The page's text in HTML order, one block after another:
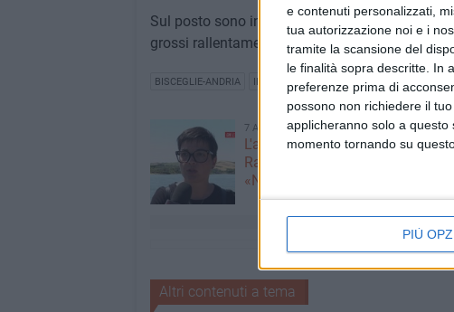
e contenuti personalizzati,
tua autorizzazione noi e i
tramite la scansione del
le finalità sopra descritte. In
preferenze prima di
possono non richiedere il
applicheranno solo a
momento tornando su
PIÙ
Sul posto sono intervenuti gli agenti della
grossi rallentamenti alla circolazione.
BISCEGLIE-ANDRIA INCIDENTE BISCEGLIE
7 AGOSTO 2026
L'appello della moglie di Mino
Racanati alla ministra Roccella:
«Non dimenticatelo»
Altri contenuti a tema